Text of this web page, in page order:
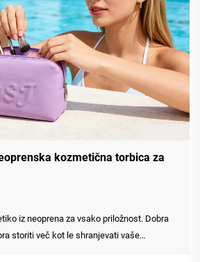
kozmetična torbica za
iz neoprena za vsako priložnost. Dobra
storiti več kot le shranjevati vaše